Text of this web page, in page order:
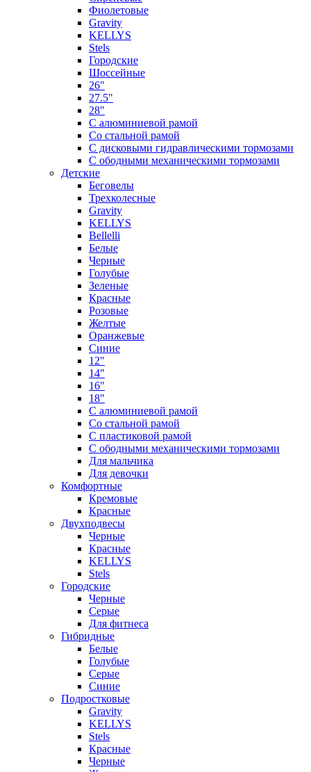
Фиолетовые
Gravity
KELLYS
Stels
Городские
Шоссейные
26"
27.5"
28"
С алюминиевой рамой
Со стальной рамой
С дисковыми гидравлическими тормозами
С ободными механическими тормозами
Детские
Беговелы
Трехколесные
Gravity
KELLYS
Bellelli
Белые
Черные
Голубые
Зеленые
Красные
Розовые
Желтые
Оранжевые
Синие
12"
14"
16"
18"
С алюминиевой рамой
Со стальной рамой
С пластиковой рамой
С ободными механическими тормозами
Для мальчика
Для девочки
Комфортные
Кремовые
Красные
Двухподвесы
Черные
Красные
KELLYS
Stels
Городские
Черные
Серые
Для фитнеса
Гибридные
Белые
Голубые
Серые
Синие
Подростковые
Gravity
KELLYS
Stels
Красные
Черные